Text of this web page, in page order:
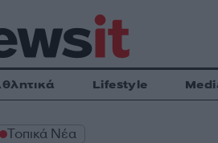
Lifestyle
Τοπικά Νέα